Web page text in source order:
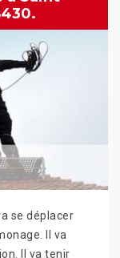
se déplacer
Il va
Il va tenir